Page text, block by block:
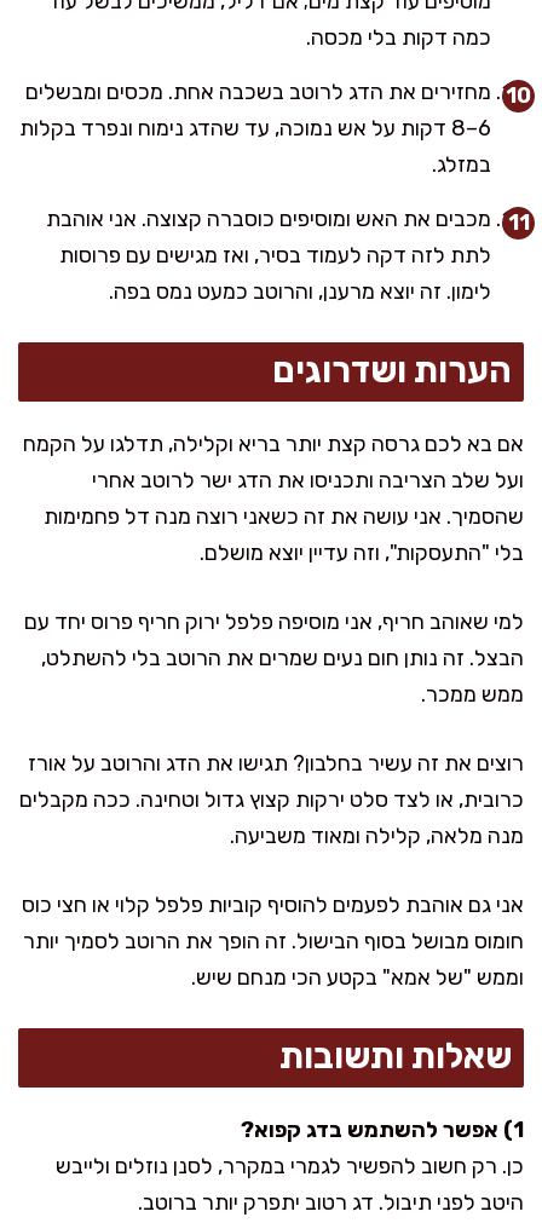
כמה דקות בלי מכסה.
מחזירים את הדג לרוטב בשכבה אחת. מכסים ומבשלים
6–8 דקות על אש נמוכה, עד שהדג נימוח ונפרד בקלות
במזלג.
מכבים את האש ומוסיפים כוסברה קצוצה. אני אוהבת
לתת לזה דקה לעמוד בסיר, ואז מגישים עם פרוסות
לימון. זה יוצא מרענן, והרוטב כמעט נמס בפה.
הערות ושדרוגים
אם בא לכם גרסה קצת יותר בריא וקלילה, תדלגו על הקמח
ועל שלב הצריבה ותכניסו את הדג ישר לרוטב אחרי
שהסמיך. אני עושה את זה כשאני רוצה מנה דל פחמימות
בלי "התעסקות", וזה עדיין יוצא מושלם.
למי שאוהב חריף, אני מוסיפה פלפל ירוק חריף פרוס יחד עם
הבצל. זה נותן חום נעים שמרים את הרוטב בלי להשתלט,
ממש ממכר.
רוצים את זה עשיר בחלבון? תגישו את הדג והרוטב על אורז
כרובית, או לצד סלט ירקות קצוץ גדול וטחינה. ככה מקבלים
מנה מלאה, קלילה ומאוד משביעה.
אני גם אוהבת לפעמים להוסיף קוביות פלפל קלוי או חצי כוס
חומוס מבושל בסוף הבישול. זה הופך את הרוטב לסמיך יותר
וממש "של אמא" בקטע הכי מנחם שיש.
שאלות ותשובות
1) אפשר להשתמש בדג קפוא?
כן. רק חשוב להפשיר לגמרי במקרר, לסנן נוזלים ולייבש
היטב לפני תיבול. דג רטוב יתפרק יותר ברוטב.